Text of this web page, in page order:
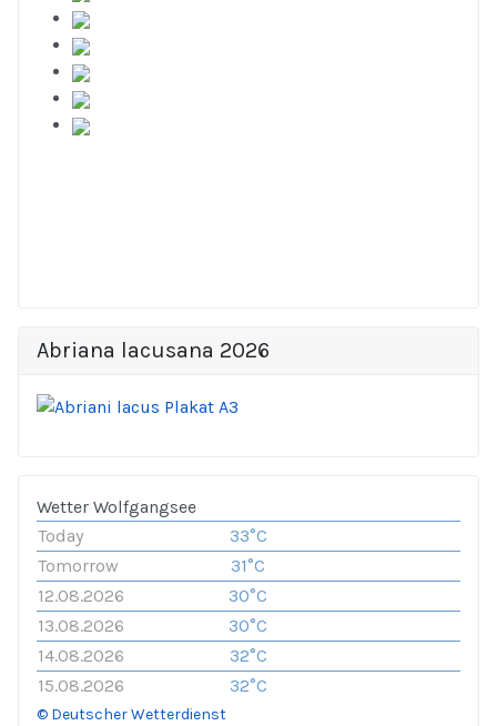
Abriana lacusana 2026
Wetter Wolfgangsee
Today
33°C
Tomorrow
31°C
12.08.2026
30°C
13.08.2026
30°C
14.08.2026
32°C
15.08.2026
32°C
© Deutscher Wetterdienst